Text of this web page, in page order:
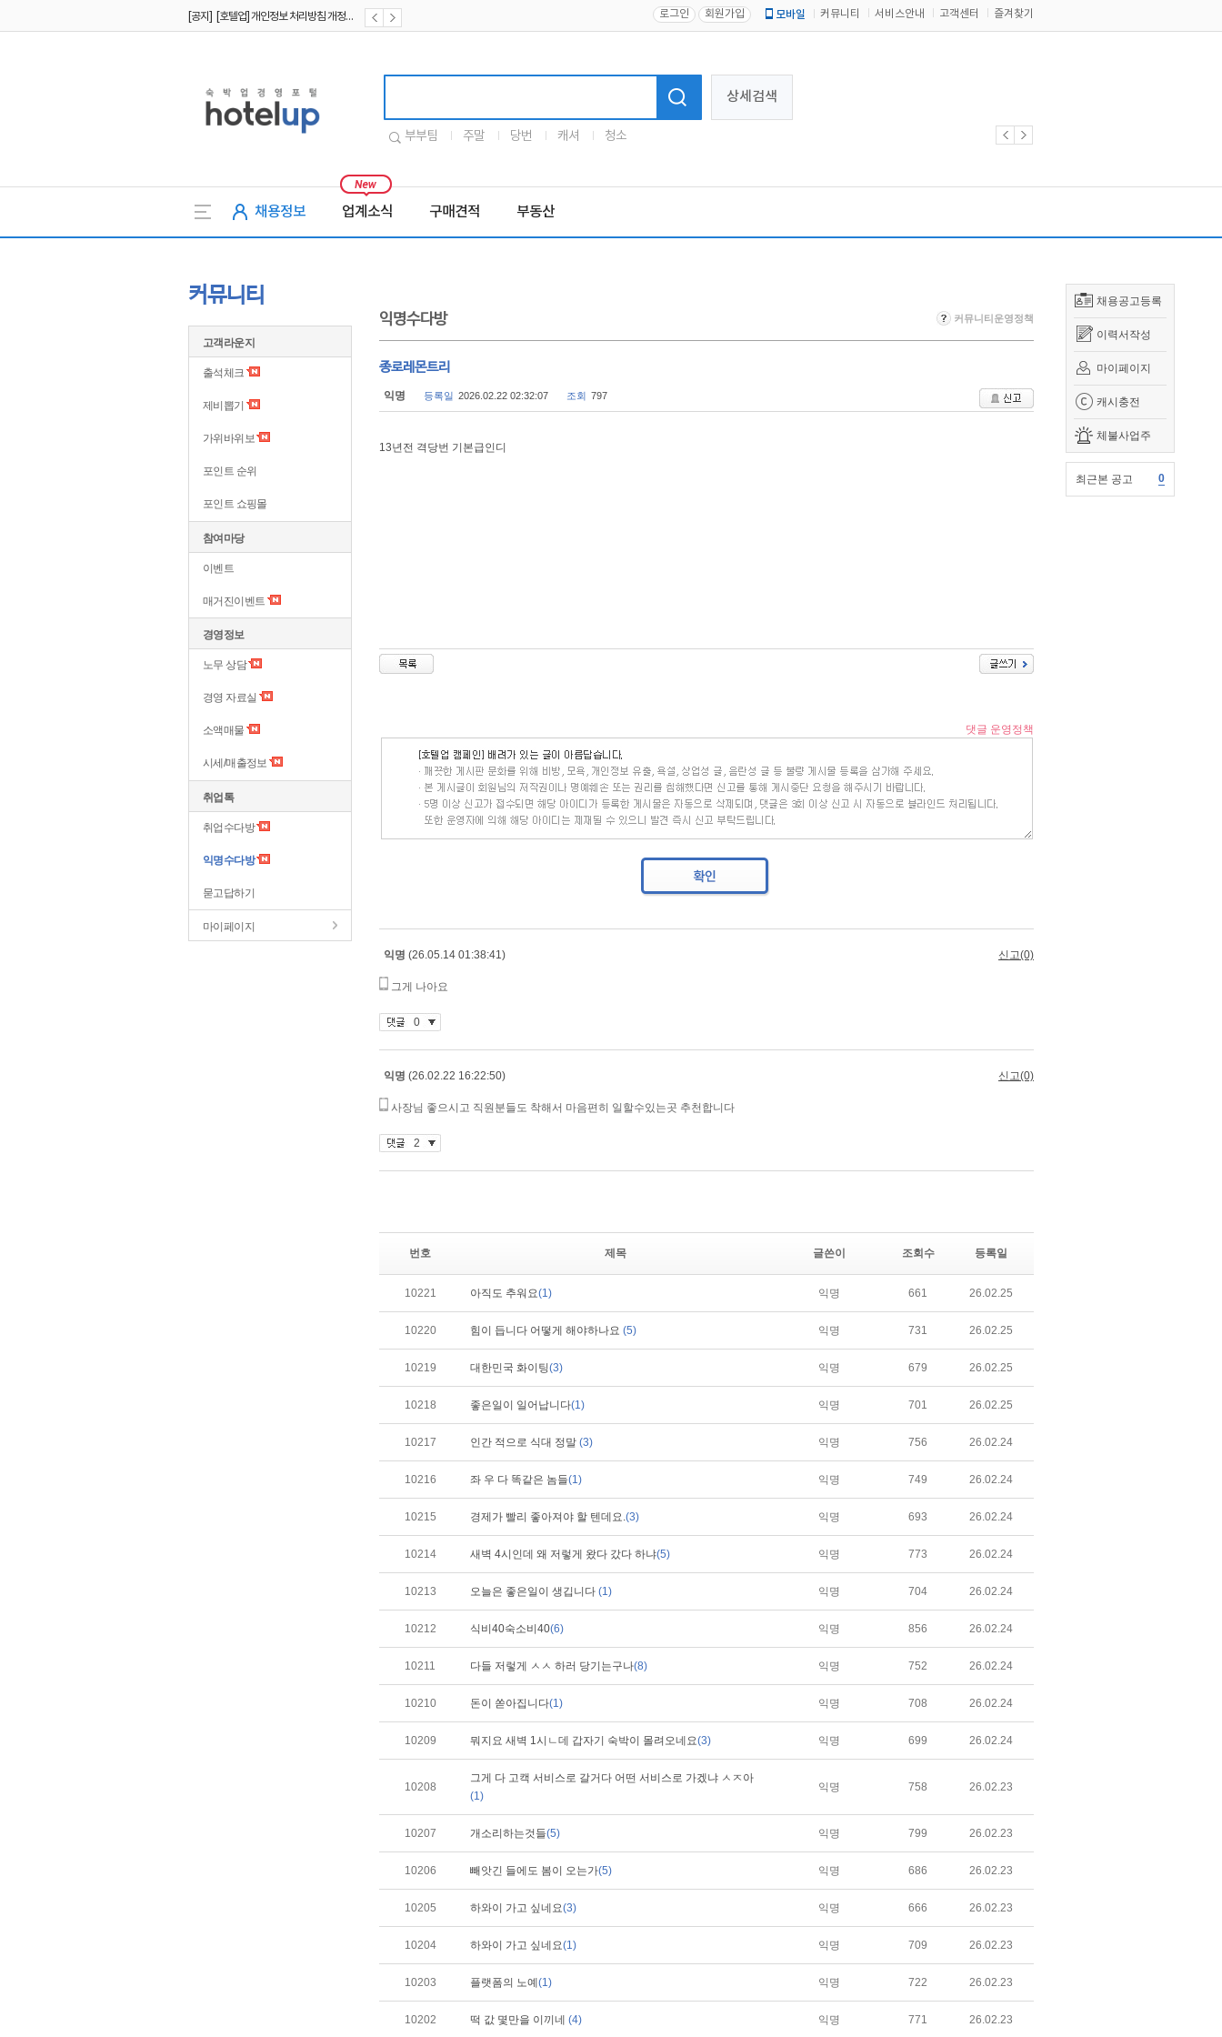
[공지] [호텔업] 개인정보 처리방침 개정본2 (19.09.02) 로그인 회원가입 모바일 커뮤니티 서비스안내 고객센터 즐겨찾기
상세검색
부부팀 주말 당번 캐셔 청소
채용정보 업계소식 구매견적 부동산
채용공고등록
이력서작성
마이페이지
캐시충전
체불사업주
최근본 공고 0
커뮤니티
고객라운지
출석체크
제비뽑기
가위바위보
포인트 순위
포인트 쇼핑몰
참여마당
이벤트
매거진이벤트
경영정보
노무 상담
경영 자료실
소액매물
시세/매출정보
취업톡
취업수다방
익명수다방
묻고답하기
마이페이지
익명수다방 커뮤니티운영정책
종로레몬트리
익명 등록일 2026.02.22 02:32:07 조회 797
13년전 격당번 기본급인디
번호 제목 글쓴이 조회수 등록일
10221 아직도 추워요(1) 익명 661 26.02.25
10220 힘이 듭니다 어떻게 해야하나요 (5) 익명 731 26.02.25
10219 대한민국 화이팅(3) 익명 679 26.02.25
10218 좋은일이 일어납니다(1) 익명 701 26.02.25
10217 인간 적으로 식대 정말 (3) 익명 756 26.02.24
10216 좌 우 다 똑같은 놈들(1) 익명 749 26.02.24
10215 경제가 빨리 좋아져야 할 텐데요.(3) 익명 693 26.02.24
10214 새벽 4시인데 왜 저렇게 왔다 갔다 하냐(5) 익명 773 26.02.24
10213 오늘은 좋은일이 생깁니다 (1) 익명 704 26.02.24
10212 식비40숙소비40(6) 익명 856 26.02.24
10211 다들 저렇게 ㅅㅅ 하러 당기는구나(8) 익명 752 26.02.24
10210 돈이 쏟아집니다(1) 익명 708 26.02.24
10209 뭐지요 새벽 1시ㄴ데 갑자기 숙박이 몰려오네요(3) 익명 699 26.02.24
10208
그게 다 고캑 서비스로 갈거다 어떤 서비스로 가겠냐 ㅅㅈ아
(1)
익명 758 26.02.23
10207 개소리하는것들(5) 익명 799 26.02.23
10206 빼앗긴 들에도 봄이 오는가(5) 익명 686 26.02.23
10205 하와이 가고 싶네요(3) 익명 666 26.02.23
10204 하와이 가고 싶네요(1) 익명 709 26.02.23
10203 플랫폼의 노예 (1) 익명 722 26.02.23
10202 떡 값 몇만을 이끼네 (4) 익명 771 26.02.23